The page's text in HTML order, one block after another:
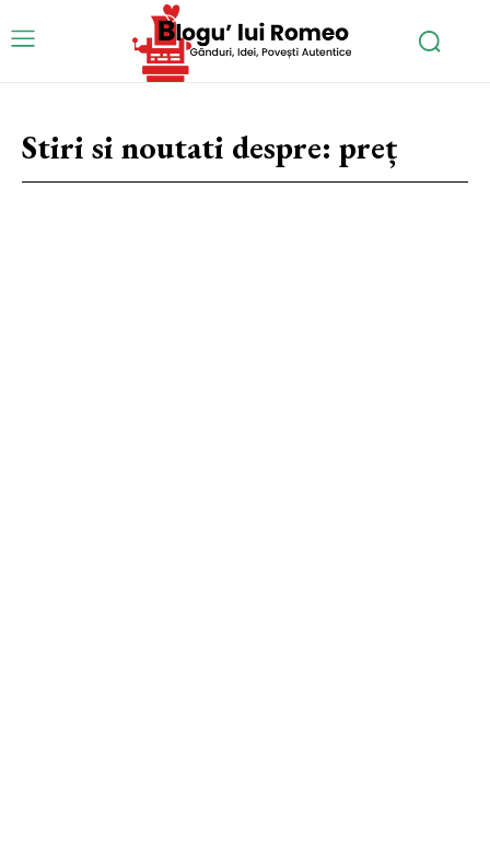
Stiri si noutati despre: preț